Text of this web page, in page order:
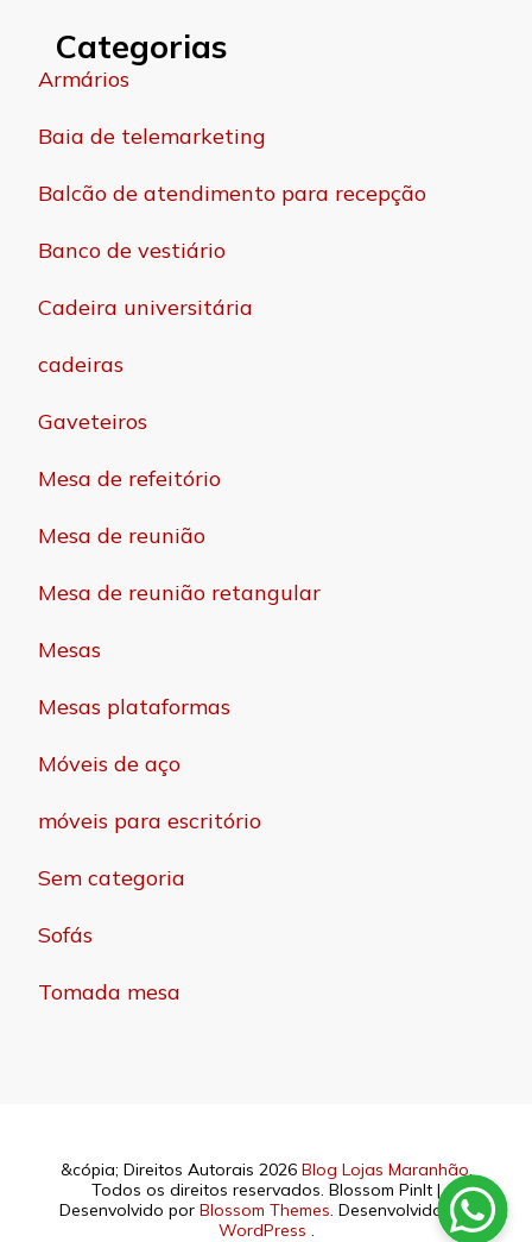
Categorias
Armários
Baia de telemarketing
Balcão de atendimento para recepção
Banco de vestiário
Cadeira universitária
cadeiras
Gaveteiros
Mesa de refeitório
Mesa de reunião
Mesa de reunião retangular
Mesas
Mesas plataformas
Móveis de aço
móveis para escritório
Sem categoria
Sofás
Tomada mesa
&cópia; Direitos Autorais 2026 Blog Lojas Maranhão.
Todos os direitos reservados. Blossom PinIt |
Desenvolvido por Blossom Themes. Desenvolvido por
WordPress .